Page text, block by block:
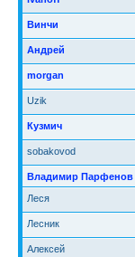
Винчи
Андрей
morgan
Uzik
Кузмич
sobakovod
Владимир Парфенов
Леся
Лесник
Алексей